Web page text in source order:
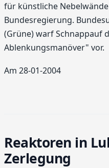
für künstliche
Bundesregierung.
(Grüne) warf Schnappauf
Ablenkungsmanöver" vor.
Am 28-01-2004
Reaktoren in
Zerlegung